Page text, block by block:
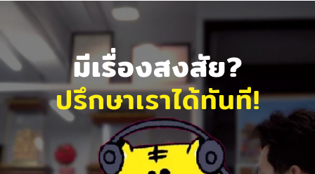
มีเรื่องสงสัย?
ปรึกษาเราได้ทันที!